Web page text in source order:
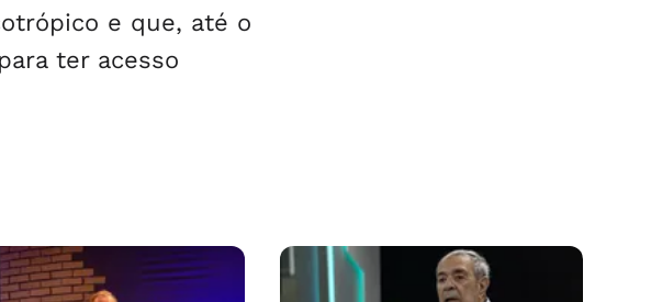
e que, até o
ter acesso